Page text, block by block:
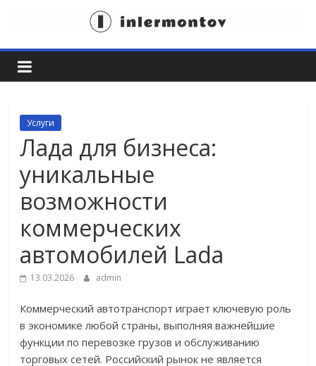
Пространство
для
идей
Услуги
Лада для бизнеса:
уникальные
возможности
коммерческих
автомобилей Lada
13.03.2026 admin
Коммерческий автотранспорт играет ключевую роль
в экономике любой страны, выполняя важнейшие
функции по перевозке грузов и обслуживанию
торговых сетей. Российский рынок не является